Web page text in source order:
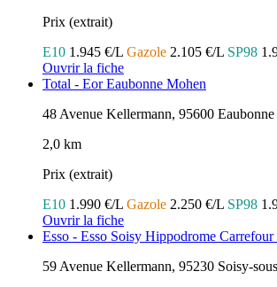
Prix (extrait)
E10 1.945 €/L Gazole 2.105 €/L SP98
Ouvrir la fiche
Total - Eor Eaubonne Mohen
48 Avenue Kellermann, 95600 Eaubonne
2,0 km
Prix (extrait)
E10 1.990 €/L Gazole 2.250 €/L SP98
Ouvrir la fiche
Esso - Esso Soisy Hippodrome Carrefour
59 Avenue Kellermann, 95230 Soisy-